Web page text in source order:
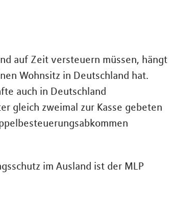
auf Zeit versteuern müssen, hängt
Wohnsitz in Deutschland hat.
auch in Deutschland
gleich zweimal zur Kasse gebeten
im Ausland ist der MLP